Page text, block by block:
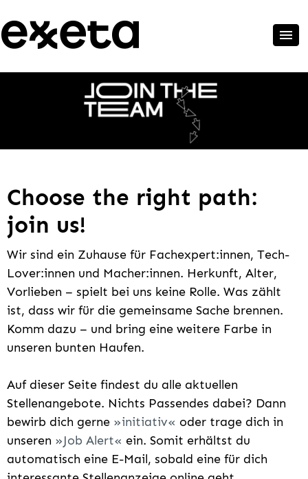
Choose the right path:
join us!
Wir sind ein Zuhause für Fachexpert:innen, Tech-
Lover:innen und Macher:innen. Herkunft, Alter,
Vorlieben – spielt bei uns keine Rolle. Was zählt
ist, dass wir für die gemeinsame Sache brennen.
Komm dazu – und bring eine weitere Farbe in
unseren bunten Haufen.
Auf dieser Seite findest du alle aktuellen
Stellenangebote. Nichts Passendes dabei? Dann
bewirb dich gerne
initiativ
oder trage dich in
unseren
Job Alert
ein. Somit erhältst du
automatisch eine E-Mail, sobald eine für dich